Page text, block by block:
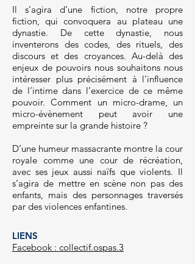
Il s’agira d’une fiction, notre propre
fiction, qui convoquera au plateau une
dynastie. De cette dynastie, nous
inventerons des codes, des rituels, des
discours et des croyances. Au-delà des
enjeux de pouvoirs nous souhaitons nous
intéresser plus précisément à l’influence
de l’intime dans l’exercice de ce même
pouvoir. Comment un micro-drame, un
micro-évènement peut avoir une
empreinte sur la grande histoire ?
D’une humeur massacrante montre la cour
royale comme une cour de récréation,
avec ses jeux aussi naïfs que violents. Il
s’agira de mettre en scène non pas des
enfants, mais des personnages traversés
par des violences enfantines.
LIENS
Facebook : collectif.ospas.3